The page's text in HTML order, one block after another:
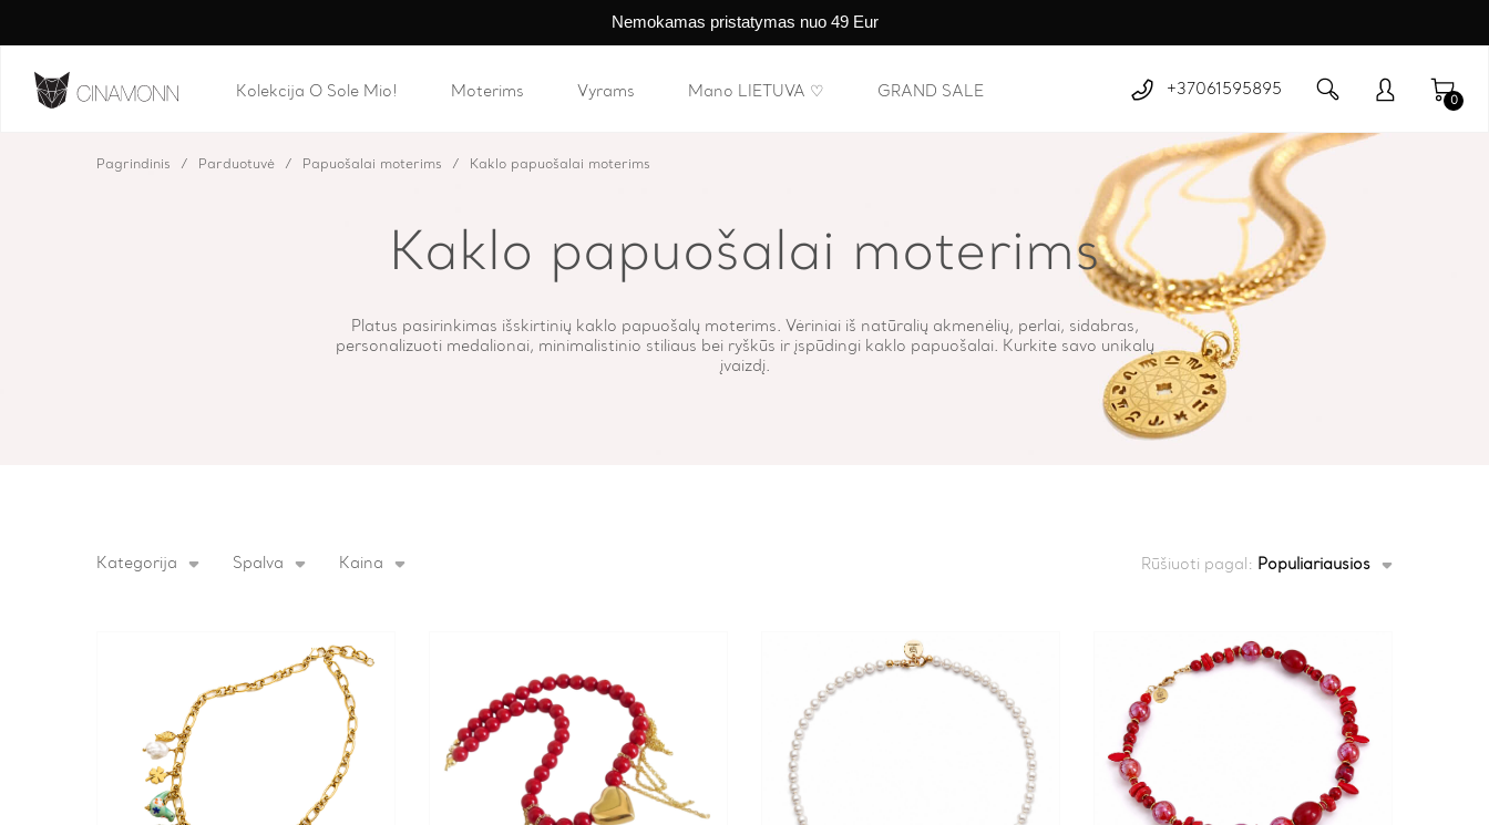
Nemokamas pristatymas nuo 49 Eur
Kolekcija O Sole Mio! Moterims Vyrams Mano LIETUVA ♡ GRAND SALE +37061595895
0
Kaklo papuošalai moterims
Platus pasirinkimas išskirtinių kaklo papuošalų moterims. Vėriniai iš natūralių akmenėlių, perlai, sidabras,
personalizuoti medalionai, minimalistinio stiliaus bei ryškūs ir įspūdingi kaklo papuošalai. Kurkite savo unikalų
įvaizdį.
Pagrindinis Parduotuvė Papuošalai moterims Kaklo papuošalai moterims
Kategorija Spalva Kaina Rūšiuoti pagal: Populiariausios